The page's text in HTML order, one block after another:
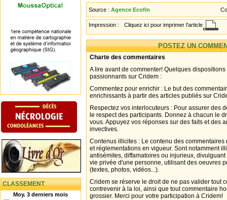
CLASSEMENT
Moy. 3 derniers mois
Source : Agence Ecofin
Impression : Cliquez ici pour imprimer l'article
POSTEZ UN
Charte des commentaires
A lire avant de commenter! Quelques
passionnants sur Cridem :
Commentez pour enrichir : Le but des
enrichissants à partir des articles publiés sur
Respectez vos interlocuteurs : Pour assurer des
le respect des participants. Donnez à chacun le
vous. Appuyez vos réponses sur des faits et des
invectives.
Contenus illicites : Le contenu des
et réglementations en vigueur. Sont notamment
antisémites, diffamatoires ou injurieux,
vie privée d'une personne, utilisant des oeuvres
(textes, photos, vidéos...).
Cridem se réserve le droit de ne pas valider tout
contrevenir à la loi, ainsi que tout commentaire
grossier. Merci pour votre participation à Cridem!